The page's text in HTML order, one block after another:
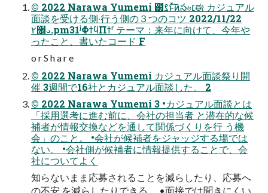
© 2022 Narawa Yumemi ๷ࡂͱͯ͠ͷస৬׆ಈ カジュアル
⾯談を受ける側‧⾏う側の３つのコツ 2022/11/22
٢঵ࣉ.pm31ʲΦϯϥΠϯʳ テーマ：来年に向けて、今年や
ったこと、書いたコード F
o r S h a r e
© 2022 Narawa Yumemi カジュアル⾯談祭り開
催 3週間で16社とカジュアル⾯談した。 2
© 2022 Narawa Yumemi 3 •カジュアル⾯談とは
「採⽤選考に進む前に、会社の担当者 と潜在的な候
補者が情報交換などを通して関係づくりを⾏ う機
会」のこと。 •会社が候補者をジャッジする場では
ない。 •会社側が候補者に情報提供することで、会
社についてよく
知らないまま応募されることを減らしたり、応募へ
の不安 を減らしたりできる。 •⾯接では聞きにくい